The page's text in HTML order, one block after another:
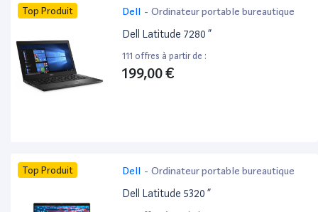
Top Produit Dell - Ordinateur portable bureautique
Dell Latitude 7280 ”
111 offres à partir de :
199,00 €
Top Produit Dell - Ordinateur portable bureautique
Dell Latitude 5320 ”